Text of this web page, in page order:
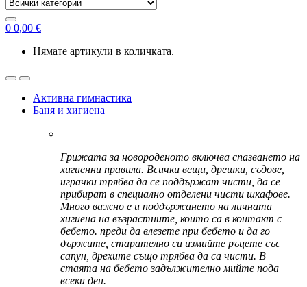
0 0,00 €
Нямате артикули в количката.
Активна гимнастика
Баня и хигиена
Грижата за новороденото включва спазването на
хигиенни правила. Всички вещи, дрешки, съдове,
играчки трябва да се поддържат чисти, да се
прибират в специално отделени чисти шкафове.
Много важно е и поддържането на личната
хигиена на възрастните, които са в контакт с
бебето. преди да влезете при бебето и да го
държите, старателно си измийте ръцете със
сапун, дрехите също трябва да са чисти. В
стаята на бебето задължително мийте пода
всеки ден.